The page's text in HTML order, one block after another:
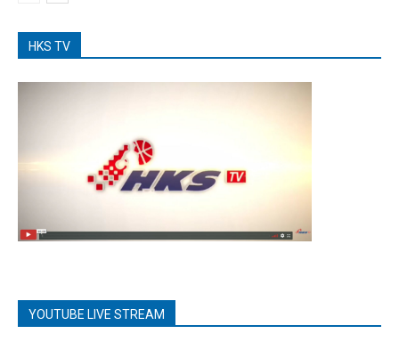
HKS TV
YOUTUBE LIVE STREAM